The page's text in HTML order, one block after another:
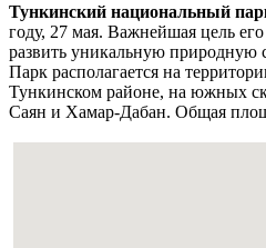
Тункинский национальный
году, 27 мая. Важнейшая цель
развить уникальную природную
Парк располагается на
Тункинском районе, на южных
Саян и Хамар-Дабан. Общая